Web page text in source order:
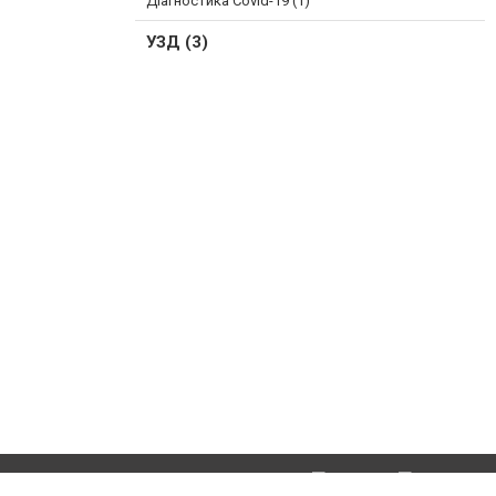
УЗД (3)